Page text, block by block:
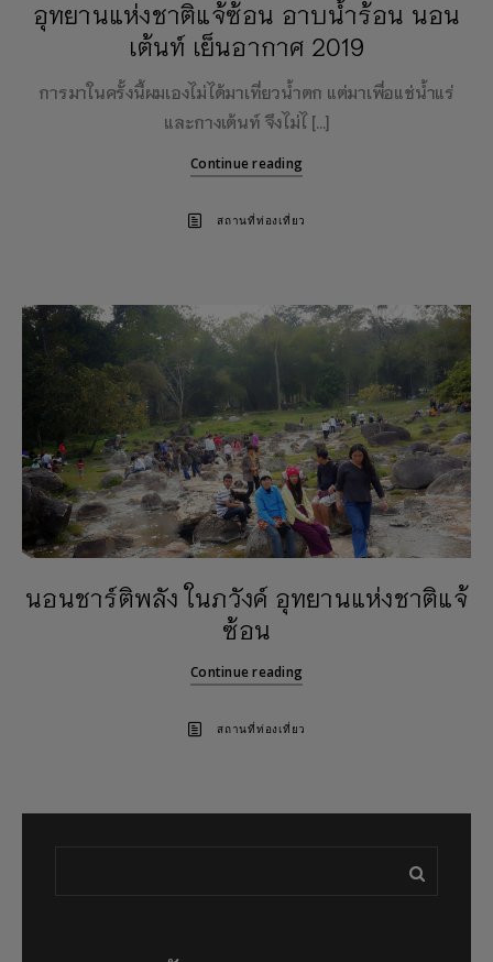
อุทยานแห่งชาติแจ้ซ้อน อาบน้ำร้อน นอน
เต้นท์ เย็นอากาศ 2019
การมาในครั้งนี้ผมเองไม่ได้มาเที่ยวน้ำตก แต่มาเพื่อแช่น้ำแร่
และกางเต้นท์ จึงไม่ไ […]
Continue reading
สถานที่ท่องเที่ยว
นอนชาร์ติพลัง ในภวังค์ อุทยานแห่งชาติแจ้
ซ้อน
Continue reading
สถานที่ท่องเที่ยว